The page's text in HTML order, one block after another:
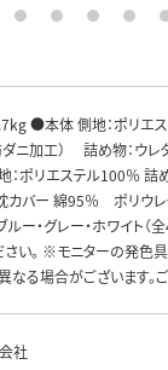
4 5 6 7
●本体 側地：ポリエス
ダニ加工） 詰め物：ウレ
：ポリエステル100％ 詰
バー 綿95％ ポリウレ
ルー・グレー・ホワイト（
さい。 ※モニターの発色
る場合がございます。ご
社